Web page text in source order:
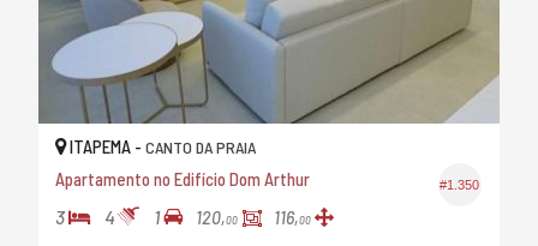
#1.350
ITAPEMA - CANTO DA PRAIA
Apartamento no Edifício Dom Arthur
3 4 1 120,00 116,00